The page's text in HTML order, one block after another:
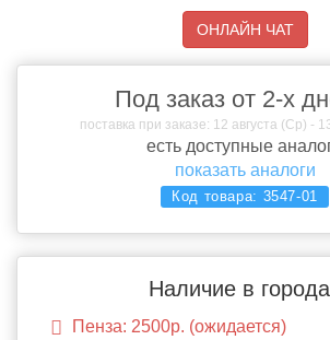
ОНЛАЙН ЧАТ
Под заказ от 2-х
поставка при заказе: 12 августа (Ср) -
есть доступные
показать аналоги
Код товара: 3547-01
Наличие в
Пенза: 2500р. (ожидается)